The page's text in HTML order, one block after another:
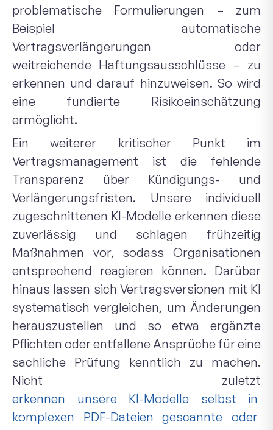
problematische Formulierungen – zum
Beispiel automatische
Vertragsverlängerungen oder
weitreichende Haftungsausschlüsse – zu
erkennen und darauf hinzuweisen. So wird
eine fundierte Risikoeinschätzung
ermöglicht.
Ein weiterer kritischer Punkt im
Vertragsmanagement ist die fehlende
Transparenz über Kündigungs- und
Verlängerungsfristen. Unsere individuell
zugeschnittenen KI-Modelle erkennen diese
zuverlässig und schlagen frühzeitig
Maßnahmen vor, sodass Organisationen
entsprechend reagieren können. Darüber
hinaus lassen sich Vertragsversionen mit KI
systematisch vergleichen, um Änderungen
herauszustellen und so etwa ergänzte
Pflichten oder entfallene Ansprüche für eine
sachliche Prüfung kenntlich zu machen.
Nicht zuletzt
erkennen unsere KI-Modelle selbst in
komplexen PDF-Dateien gescannte oder